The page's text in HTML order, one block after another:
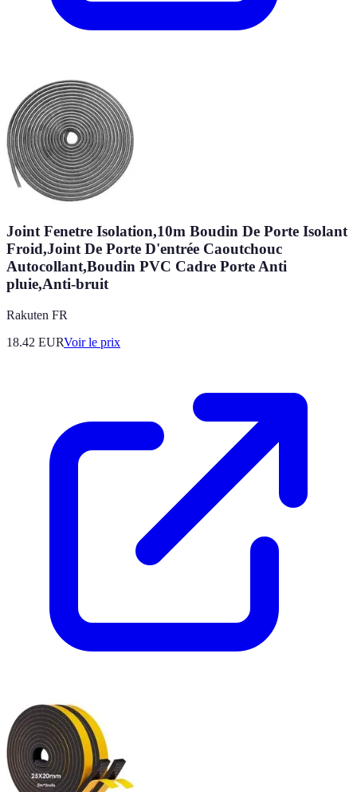
Joint Fenetre Isolation,10m Boudin De Porte Isolant
Froid,Joint De Porte D'entrée Caoutchouc
Autocollant,Boudin PVC Cadre Porte Anti
pluie,Anti-bruit
Rakuten FR
18.42 EURVoir le prix